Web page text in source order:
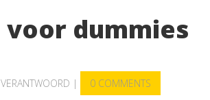
voor dummies
VERANTWOORD | 0 COMMENTS